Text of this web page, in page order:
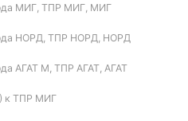
МИГ, ТПР МИГ, МИГ
НОРД, ТПР НОРД, НОРД
АГАТ М, ТПР АГАТ, АГАТ
к ТПР МИГ